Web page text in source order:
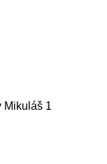
Mikuláš 1